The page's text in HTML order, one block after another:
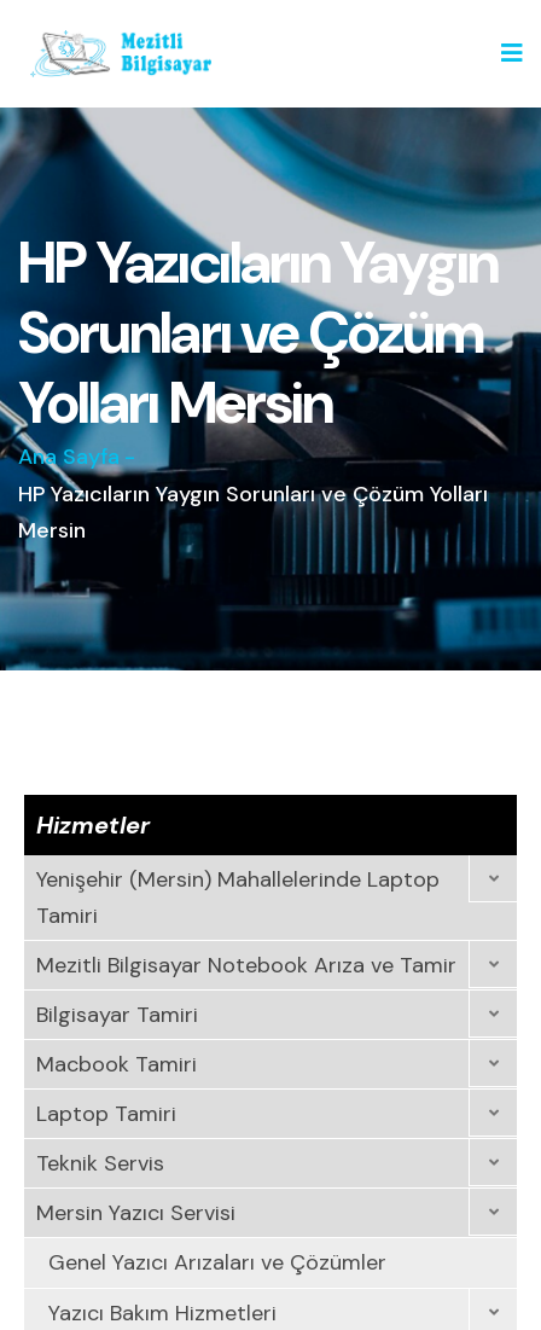
HP Yazıcıların Yaygın
Sorunları ve Çözüm
Yolları Mersin
Ana Sayfa -
HP Yazıcıların Yaygın Sorunları ve Çözüm Yolları
Mersin
Hizmetler
Yenişehir (Mersin) Mahallelerinde Laptop
Tamiri
Mezitli Bilgisayar Notebook Arıza ve Tamir
Bilgisayar Tamiri
Macbook Tamiri
Laptop Tamiri
Teknik Servis
Mersin Yazıcı Servisi
Genel Yazıcı Arızaları ve Çözümler
Yazıcı Bakım Hizmetleri